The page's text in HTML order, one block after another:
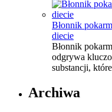
Błonnik
diecie
Błonnik
odgrywa
substancji,
Archiwa